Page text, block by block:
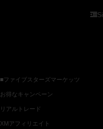
■ファイブスターズマーケッツ
お得なキャンペーン
リアルトレード
XMアフィリエイト